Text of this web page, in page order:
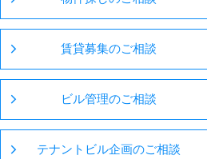
賃貸募集のご相談
ビル管理のご相談
テナントビル企画のご相談